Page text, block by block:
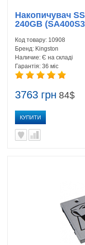
3763 грн 84$
КУПИТИ
Накопичувач
240GB
Код товару: 10908
Бренд: Kingston
Наличие: Є на складі
Гарантія: 36 міс